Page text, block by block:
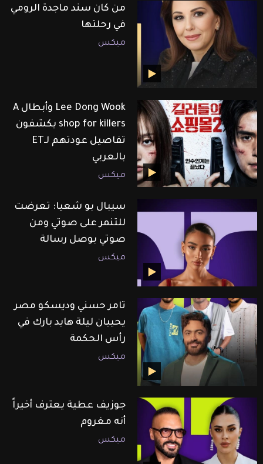
من كان سند ماجدة الرومي
في رحلتها
ميكس
Lee Dong Wook وأبطال A
shop for killers يكشفون
تفاصيل عودتهم لـET
بالعربي
ميكس
سيبال بو شعيا: تعرضت
للتنمر على صوتي ومن
صوتي بوصل رسالة
ميكس
تامر حسني وديسكو مصر
يحييان ليلة هايد بارك في
رأس الحكمة
ميكس
جوزيف عطية يعترف أخيراً
أنه مغروم
ميكس